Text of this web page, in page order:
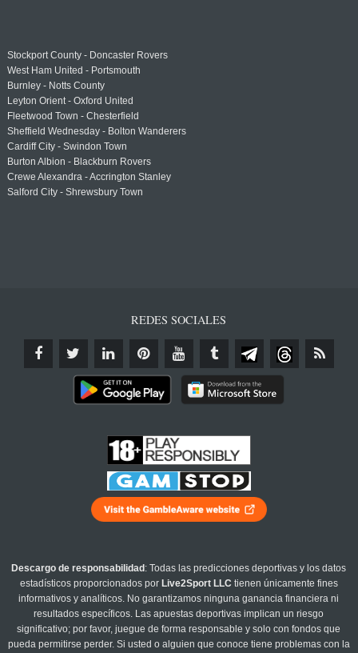
Stockport County - Doncaster Rovers
West Ham United - Portsmouth
Burnley - Notts County
Leyton Orient - Oxford United
Fleetwood Town - Chesterfield
Sheffield Wednesday - Bolton Wanderers
Cardiff City - Swindon Town
Burton Albion - Blackburn Rovers
Crewe Alexandra - Accrington Stanley
Salford City - Shrewsbury Town
REDES SOCIALES
Descargo de responsabilidad : Todas las predicciones deportivas y los datos
estadísticos proporcionados por Live2Sport LLC tienen únicamente fines
informativos y analíticos. No garantizamos ninguna ganancia financiera ni
resultados específicos. Las apuestas deportivas implican un riesgo
significativo; por favor, juegue de forma responsable y solo con fondos que
pueda permitirse perder. Si usted o alguien que conoce tiene problemas con la